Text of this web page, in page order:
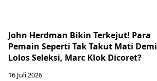
John Herdman Bikin Terkejut! Para
Pemain Seperti Tak Takut Mati Demi
Lolos Seleksi, Marc Klok Dicoret?
16 Juli 2026